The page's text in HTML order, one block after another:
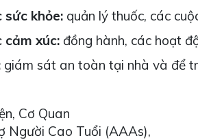
sức khỏe: quản lý thuốc, các
cảm xúc: đồng hành, các hoạt
giám sát an toàn tại nhà và để
Cơ Quan
Người Cao Tuổi (AAAs),